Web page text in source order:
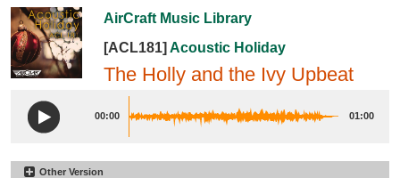
AirCraft Music Library
[ACL181] Acoustic Holiday
The Holly and the Ivy Upbeat
00:00 01:00
Other Version